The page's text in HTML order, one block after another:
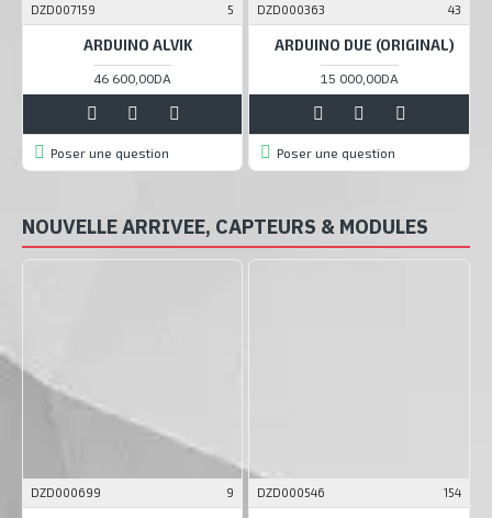
DZD007159 5
ARDUINO ALVIK
46 600,00DA
Poser une question
DZD000363 43
ARDUINO DUE (ORIGINAL)
15 000,00DA
Poser une question
NOUVELLE ARRIVEE, CAPTEURS & MODULES
DZD000699 9 DZD000546 154